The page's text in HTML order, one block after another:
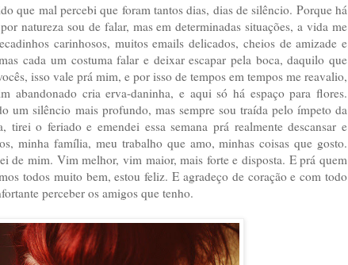
que mal percebi que foram tantos dias, dias de silêncio. Porque há
natureza sou de falar, mas em determinadas situações, a vida me
carinhosos, muitos emails delicados, cheios de amizade e
cada um costuma falar e deixar escapar pela boca, daquilo que
isso vale prá mim, e por isso de tempos em tempos me reavalio,
abandonado cria erva-daninha, e aqui só há espaço para flores.
um silêncio mais profundo, mas sempre sou traída pelo ímpeto da
tirei o feriado e emendei essa semana prá realmente descansar e
minha família, meu trabalho que amo, minhas coisas que gosto.
de mim. Vim melhor, vim maior, mais forte e disposta. E prá quem
todos muito bem, estou feliz. E agradeço de coração e com todo
perceber os amigos que tenho.